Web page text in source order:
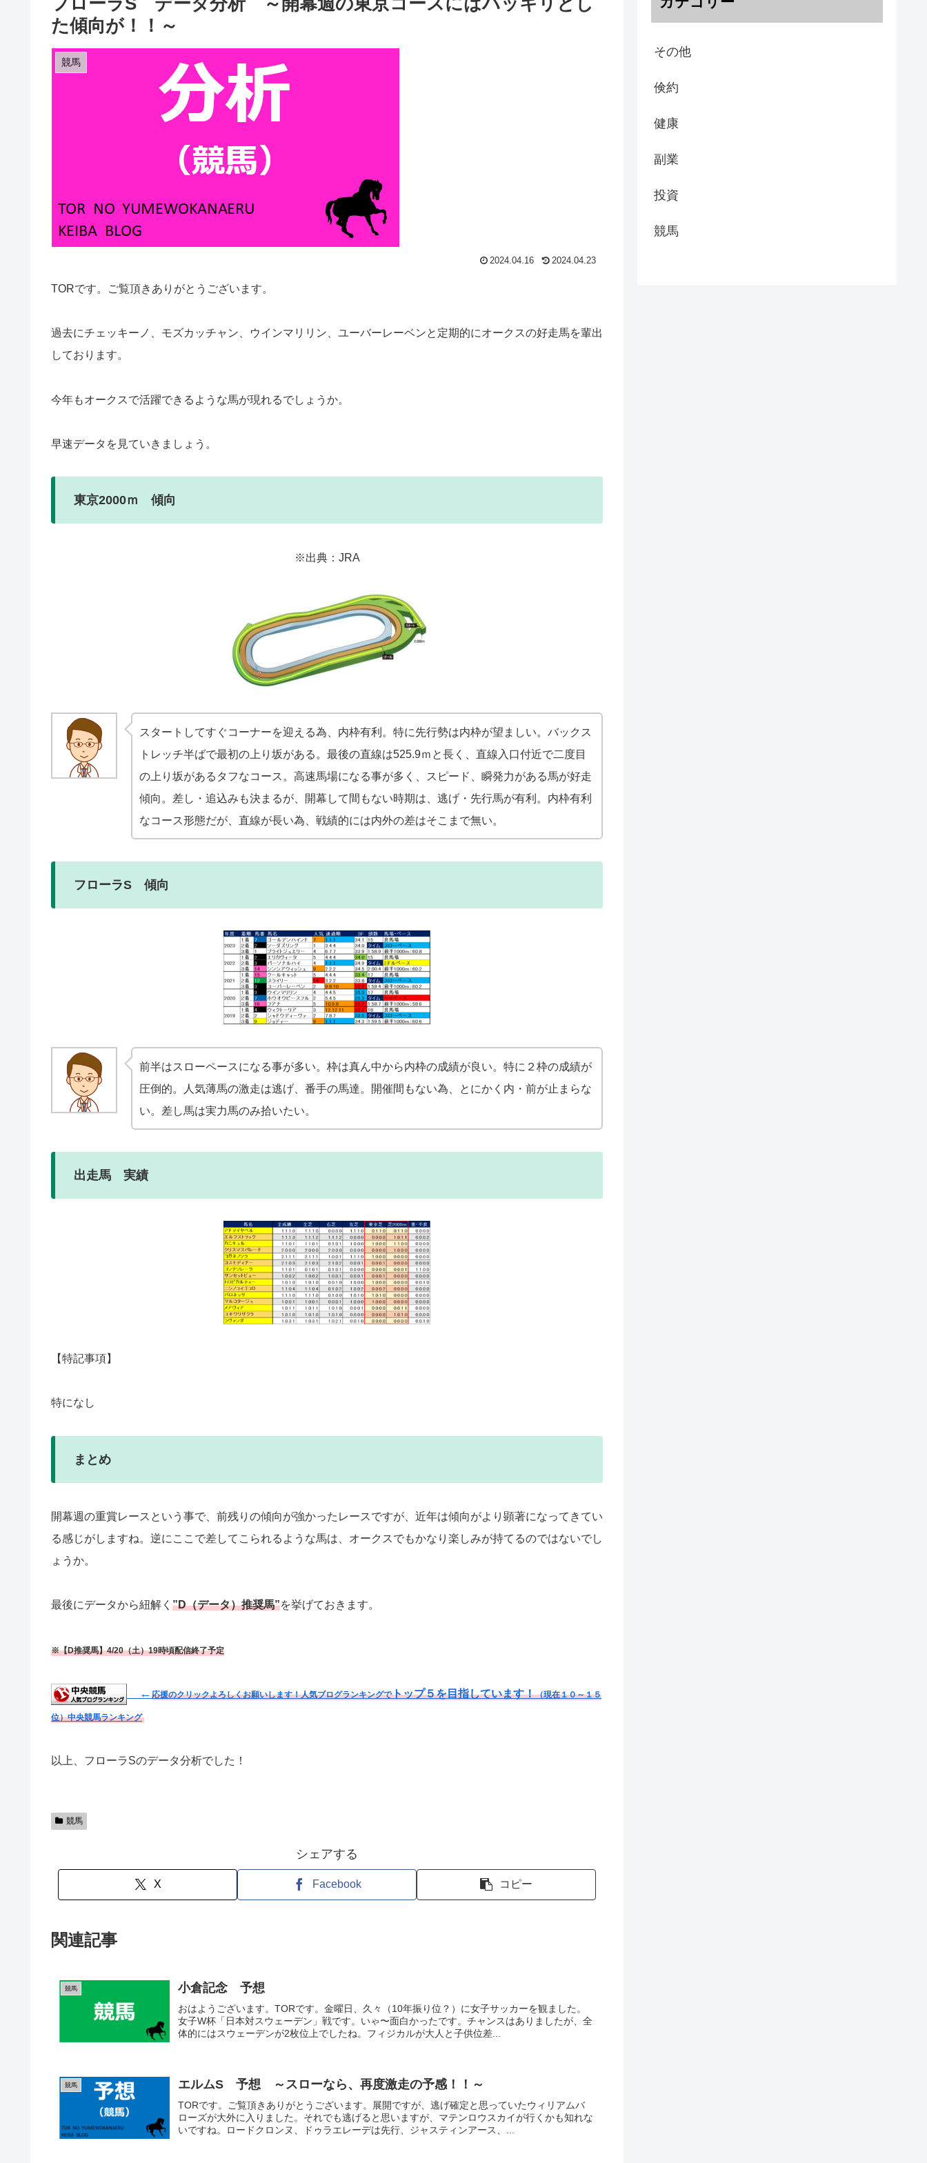
た傾向が！！～
競馬
2024.04.16 2024.04.23
TORです。ご覧頂きありがとうございます。
過去にチェッキーノ、モズカッチャン、ウインマリリン、ユーバーレーベンと定期的にオークスの好走馬を輩出
しております。
今年もオークスで活躍できるような馬が現れるでしょうか。
早速データを見ていきましょう。
東京2000ｍ 傾向
※出典：JRA
スタートしてすぐコーナーを迎える為、内枠有利。特に先行勢は内枠が望ましい。バックス
トレッチ半ばで最初の上り坂がある。最後の直線は525.9ｍと長く、直線入口付近で二度目
の上り坂があるタフなコース。高速馬場になる事が多く、スピード、瞬発力がある馬が好走
傾向。差し・追込みも決まるが、開幕して間もない時期は、逃げ・先行馬が有利。内枠有利
なコース形態だが、直線が長い為、戦績的には内外の差はそこまで無い。
フローラS 傾向
前半はスローペースになる事が多い。枠は真ん中から内枠の成績が良い。特に２枠の成績が
圧倒的。人気薄馬の激走は逃げ、番手の馬達。開催間もない為、とにかく内・前が止まらな
い。差し馬は実力馬のみ拾いたい。
出走馬 実績
【特記事項】
特になし
まとめ
開幕週の重賞レースという事で、前残りの傾向が強かったレースですが、近年は傾向がより顕著になってきてい
る感じがしますね。逆にここで差してこられるような馬は、オークスでもかなり楽しみが持てるのではないでし
ょうか。
最後にデータから紐解く ”D（データ）推奨馬”を挙げておきます。
※【D推奨馬】4/20（土）19時頃配信終了予定
← 応援のクリックよろしくお願いします！人気ブログランキングでトップ５を目指しています！（現在１０～１５
位）中央競馬ランキング
以上、フローラSのデータ分析でした！
競馬
シェアする
X Facebook コピー
関連記事
競馬 小倉記念 予想
おはようございます。TORです。金曜日、久々（10年振り位？）に女子サッカーを観ました。
女子W杯「日本対スウェーデン」戦です。いゃ〜面白かったです。チャンスはありましたが、全
体的にはスウェーデンが2枚位上でしたね。フィジカルが大人と子供位差...
競馬 エルムS 予想 ～スローなら、再度激走の予感！！～
TORです。ご覧頂きありがとうございます。展開ですが、逃げ確定と思っていたウィリアムバ
ローズが大外に入りました。それでも逃げると思いますが、マテンロウスカイが行くかも知れな
いですね。ロードクロンヌ、ドゥラエレーデは先行、ジャスティンアース、...
その他
倹約
健康
副業
投資
競馬